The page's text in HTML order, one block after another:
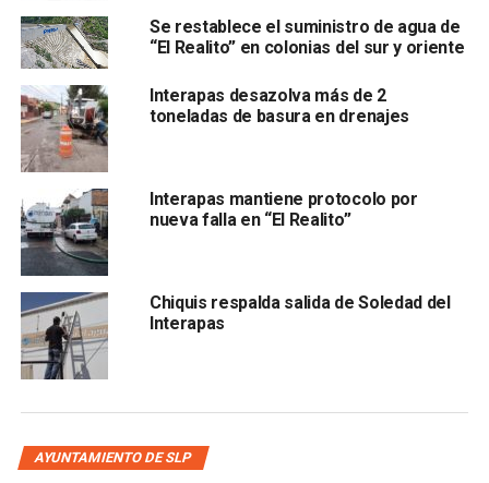
, lo que permitirá optimizar el suministro en viviendas y
comercios cercanos al Mercado República, una zona de
alta actividad comercial en el primer cuadro de la ciudad.
pero se trabaja con un enfoque integral,para atender
también las necesidades de la red hidráulica.
Los trabajos continúan conforme al plan establecido y se
encuentran en una etapa avanzada, lo que permitirá
Centro Histórico.
Se restablece el suministro de agua de
“El Realito” en colonias del sur y oriente
Interapas desazolva más de 2
toneladas de basura en drenajes
Interapas mantiene protocolo por
nueva falla en “El Realito”
Chiquis respalda salida de Soledad del
Interapas
AYUNTAMIENTO DE SLP